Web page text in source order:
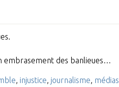
embrasement des banlieues…
, injustice, journalisme, médias